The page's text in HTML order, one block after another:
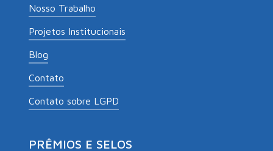
Nosso Trabalho
Projetos Institucionais
Blog
Contato
Contato sobre LGPD
PRÊMIOS E SELOS